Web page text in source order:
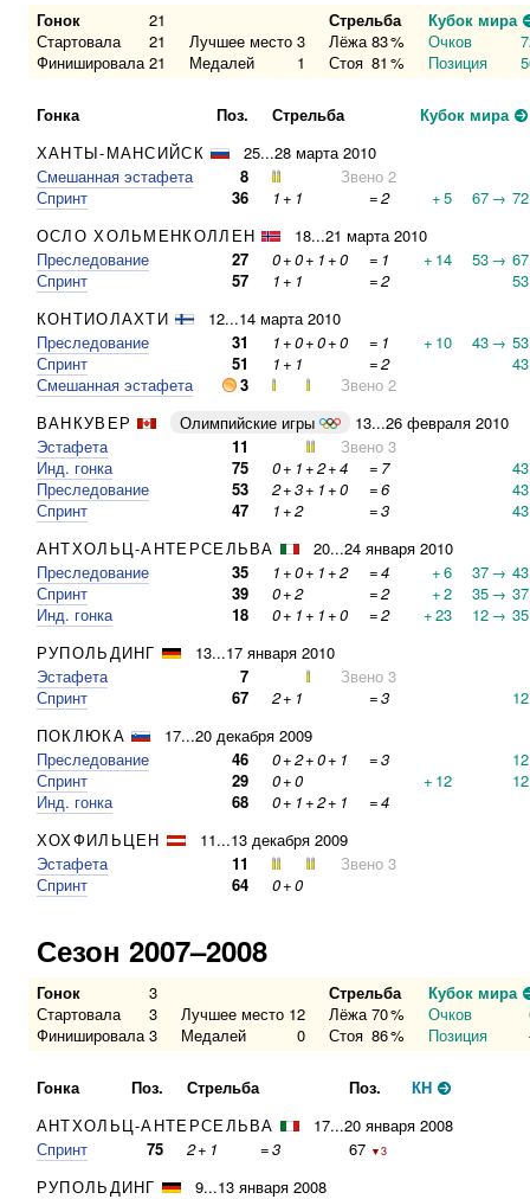
Гонок 21 Стрельба
Кубок мира
Стартовала
21 Лучшее место 3 Лёжа 83% Очков
Финишировала 21 Медалей 1 Стоя 81 % Позиция
Гонка Поз. Стрельба
Кубок мира
ХАНТЫ-МАНСИЙСК
25...28 марта 2010
Смешанная эстафета
8
Звено 2
Спринт
36 1+ 1 =2 +5 67→ 72
ОСЛО ХОЛЬМЕНКОЛЛЕН
18...21 марта 2010
Преследование
27 0+0+ 1+0 = 1 + 14 53→ 67
Спринт
57 1+ 1 =2
53
КОНТИОЛАХТИ
12...14 марта 2010
Преследование
31 1+0+0+0 = 1 + 10 43→ 53
Спринт
51 1+ 1 =2
43
Смешанная эстафета
3
Звено 2
ВАНКУВЕР
Олимпийские игры
13...26 февраля 2010
Эстафета
11
Звено 3
Инд. гонка
75 0+ 1+2+4 = 7
43
Преследование
53 2+3+ 1+0 =6
43
Спринт
47 1+2 =3
43
АНТХОЛЬЦ-АНТЕРСЕЛЬВА
20...24 января 2010
Преследование
35 1+0+ 1+2 =4 +6 37→ 43
Спринт
39 0+2 =2 +2 35→ 37
Инд. гонка
18 0+ 1+ 1+0 =2 +23 12→ 35
РУПОЛЬДИНГ
13...17 января 2010
Эстафета
7
Звено 3
Спринт
67 2+ 1 =3
12
ПОКЛЮКА
17...20 декабря 2009
Преследование
46 0+2+0+ 1 =3
12
Спринт
29 0+0 + 12
12
Инд. гонка
68 0+ 1+2+ 1 =4
ХОХФИЛЬЦЕН
11...13 декабря 2009
Эстафета
11
Звено 3
Спринт
64 0+0
Сезон 2007–2008
Гонок 3 Стрельба
Кубок мира
Стартовала
3 Лучшее место 12 Лёжа 70% Очков
Финишировала 3 Медалей 0 Стоя 86% Позиция
Гонка Поз. Стрельба Поз.
КН
АНТХОЛЬЦ-АНТЕРСЕЛЬВА
17...20 января 2008
Спринт
75 2+ 1 =3 67 ▼3
РУПОЛЬДИНГ 9...13 января 2008